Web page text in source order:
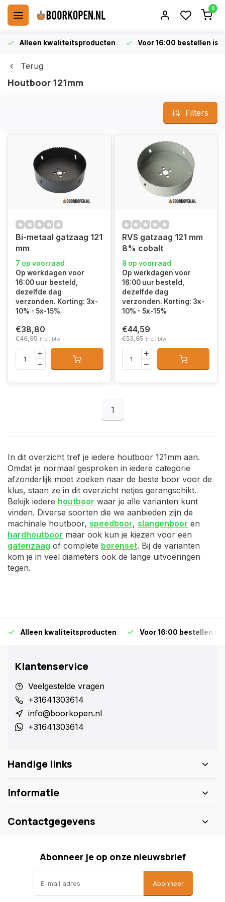
0
Alleen kwaliteitsproducten Voor 16:00 bestellen is
Terug
Houtboor 121mm
Filters
Bi-metaal gatzaag 121
mm
7 op voorraad
Op werkdagen voor
16:00 uur besteld,
dezelfde dag
verzonden. Korting: 3x-
10% - 5x-15%
€38,80
€46,95 Incl. btw
RVS gatzaag 121 mm
8% cobalt
8 op voorraad
Op werkdagen voor
16:00 uur besteld,
dezelfde dag
verzonden. Korting: 3x-
10% - 5x-15%
€44,59
€53,95 Incl. btw
1
In dit overzicht tref je iedere houtboor 121mm aan.
Omdat je normaal gesproken in iedere categorie
afzonderlijk moet zoeken naar de beste boor voor de
klus, staan ze in dit overzicht netjes gerangschikt.
Bekijk iedere houtboor waar je alle varianten kunt
vinden. Diverse soorten die we aanbieden zijn de
machinale houtboor, speedboor, slangenboor en
hardhoutboor maar ook kun je kiezen voor een
gatenzaag of complete borenset. Bij de varianten
kom je in veel diameters ook de lange uitvoeringen
tegen.
Alleen kwaliteitsproducten Voor 16:00 bestellen is
Klantenservice
Veelgestelde vragen
+31641303614
info@boorkopen.nl
+31641303614
Handige links
Informatie
Contactgegevens
Abonneer je op onze nieuwsbrief
Abonneer